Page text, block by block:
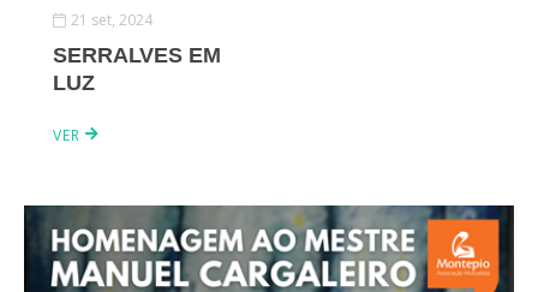
21 set, 2024
SERRALVES EM
LUZ
VER